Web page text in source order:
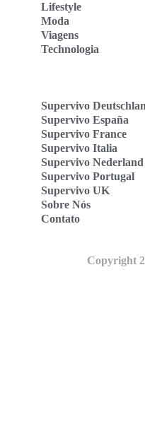
Lifestyle
Moda
Viagens
Technologia
Supervivo
Supervivo España
Supervivo France
Supervivo Italia
Supervivo Nederland
Supervivo Portugal
Supervivo UK
Sobre Nós
Contato
Copyright